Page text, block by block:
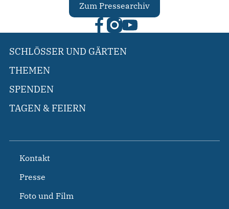
Zum Pressearchiv
SCHLÖSSER UND GÄRTEN
THEMEN
SPENDEN
TAGEN & FEIERN
Kontakt
Presse
Foto und Film